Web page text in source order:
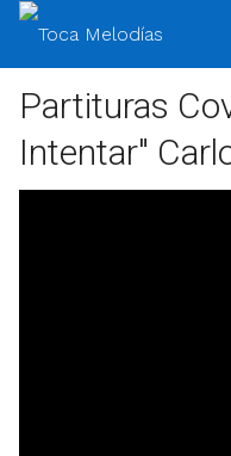
Partituras
Intentar"